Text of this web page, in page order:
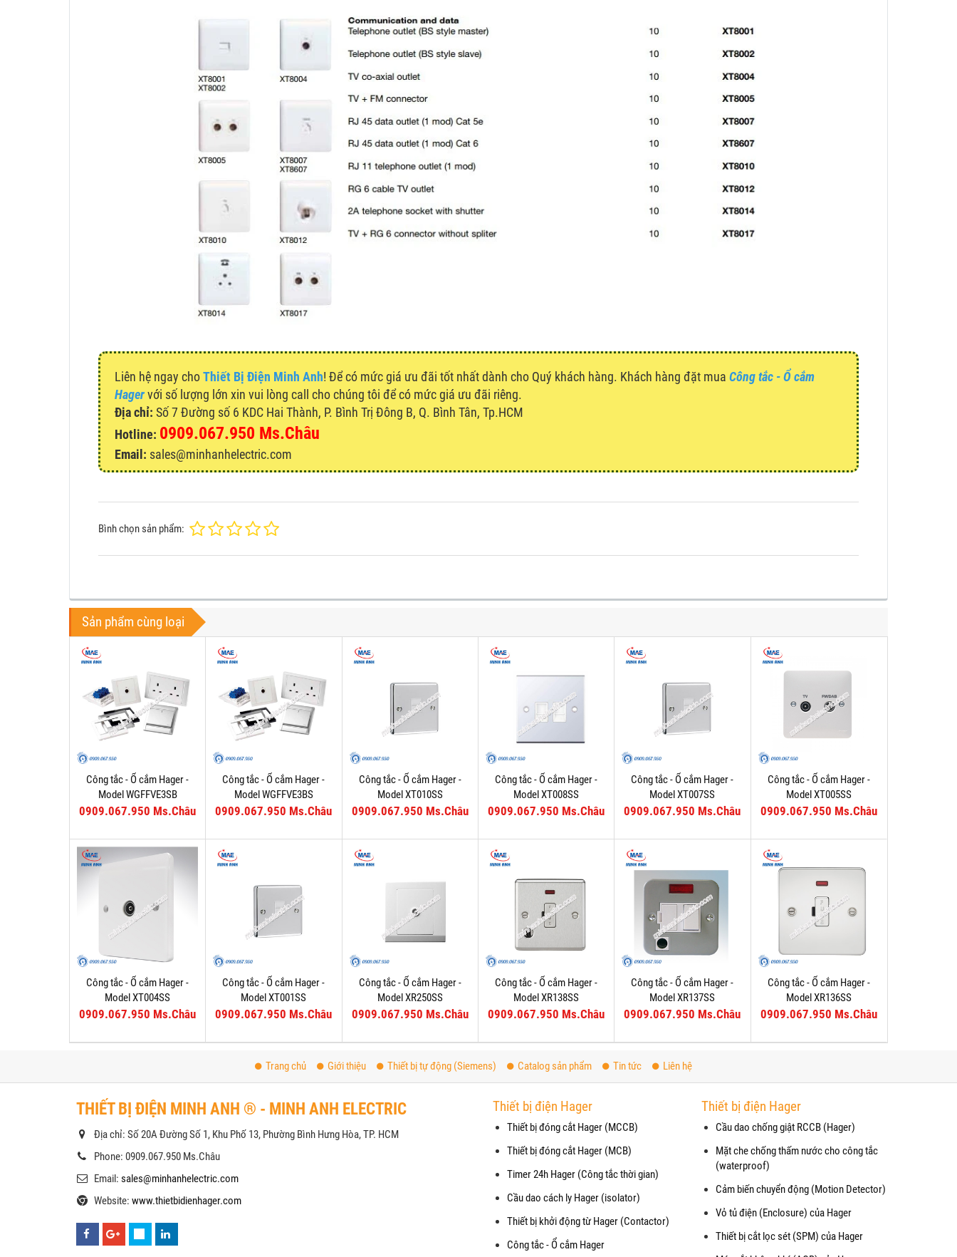
Liên hệ ngay choThiết Bị Điện Minh Anh! Để có mức giá ưu đãi tốt nhất dành cho Quý khách hàng. Khách hàng đặt mua Công tắc - Ổ cắm
Hagervới số lượng lớn xin vui lòng call cho chúng tôi để có mức giá ưu đãi riêng.
Địa chỉ: Số 7 Đường số 6 KDC Hai Thành, P. Bình Trị Đông B, Q. Bình Tân, Tp.HCM
Hotline: 0909.067.950 Ms.Châu
Email: sales@minhanhelectric.com
Bình chọn sản phẩm:
Sản phẩm cùng loại
Công tắc - Ổ cắm Hager -
Model WGFFVE3SB
0909.067.950 Ms.Châu
Công tắc - Ổ cắm Hager -
Model WGFFVE3BS
0909.067.950 Ms.Châu
Công tắc - Ổ cắm Hager -
Model XT010SS
0909.067.950 Ms.Châu
Công tắc - Ổ cắm Hager -
Model XT008SS
0909.067.950 Ms.Châu
Công tắc - Ổ cắm Hager -
Model XT007SS
0909.067.950 Ms.Châu
Công tắc - Ổ cắm Hager -
Model XT005SS
0909.067.950 Ms.Châu
Công tắc - Ổ cắm Hager -
Model XT004SS
0909.067.950 Ms.Châu
Công tắc - Ổ cắm Hager -
Model XT001SS
0909.067.950 Ms.Châu
Công tắc - Ổ cắm Hager -
Model XR250SS
0909.067.950 Ms.Châu
Công tắc - Ổ cắm Hager -
Model XR138SS
0909.067.950 Ms.Châu
Công tắc - Ổ cắm Hager -
Model XR137SS
0909.067.950 Ms.Châu
Công tắc - Ổ cắm Hager -
Model XR136SS
0909.067.950 Ms.Châu
Trang chủ Giới thiệu Thiết bị tự động (Siemens) Catalog sản phẩm Tin tức Liên hệ
THIẾT BỊ ĐIỆN MINH ANH ® - MINH ANH ELECTRIC
Địa chỉ: Số 20A Đường Số 1, Khu Phố 13, Phường Bình Hưng Hòa, TP. HCM
Phone: 0909.067.950 Ms.Châu
Email: sales@minhanhelectric.com
Website: www.thietbidienhager.com
Thiết bị điện Hager
Thiết bị đóng cắt Hager (MCCB)
Thiết bị đóng cắt Hager (MCB)
Timer 24h Hager (Công tắc thời gian)
Cầu dao cách ly Hager (isolator)
Thiết bị khởi động từ Hager (Contactor)
Công tắc - Ổ cắm Hager
Thiết bị điện Hager
Cầu dao chống giật RCCB (Hager)
Mặt che chống thấm nước cho công tắc
(waterproof)
Cảm biến chuyển động (Motion Detector)
Vỏ tủ điện (Enclosure) của Hager
Thiết bị cắt lọc sét (SPM) của Hager